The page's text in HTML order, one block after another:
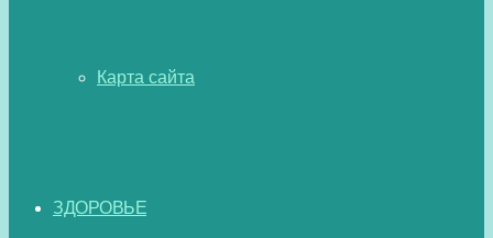
Карта сайта
ЗДОРОВЬЕ